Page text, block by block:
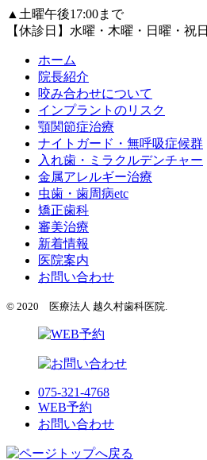
▲ 土曜午後17:00まで
【休診日】水曜・木曜・日曜・祝日
ホーム
院長紹介
咬み合わせについて
インプラントのリスク
顎関節症治療
ナイトガード・無呼吸症候群
入れ歯・ミラクルデンチャー
金属アレルギー治療
虫歯・歯周病etc
矯正歯科
審美治療
新着情報
医院案内
お問い合わせ
© 2020 医療法人 越久村歯科医院.
075-321-4768
WEB予約
お問い合わせ